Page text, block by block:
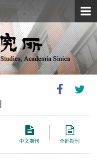
中文期刊 全部期刊